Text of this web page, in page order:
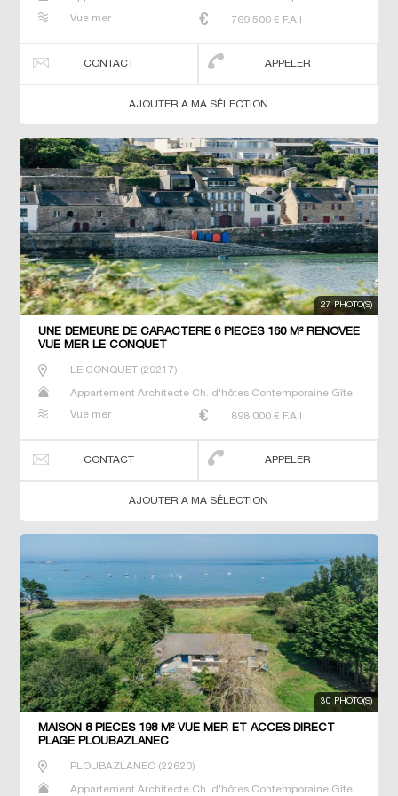
Villa
Vue mer 769 500 € F.A.I
CONTACT APPELER
AJOUTER A MA SÉLECTION
27 PHOTO(S)
UNE DEMEURE DE CARACTERE 6 PIECES 160 M² RENOVEE
VUE MER LE CONQUET
LE CONQUET(29217)
Appartement Architecte Ch. d'hôtes Contemporaine Gîte
Villa
Vue mer 898 000 € F.A.I
CONTACT APPELER
AJOUTER A MA SÉLECTION
30 PHOTO(S)
MAISON 8 PIECES 198 M² VUE MER ET ACCES DIRECT
PLAGE PLOUBAZLANEC
PLOUBAZLANEC(22620)
Appartement Architecte Ch. d'hôtes Contemporaine Gîte